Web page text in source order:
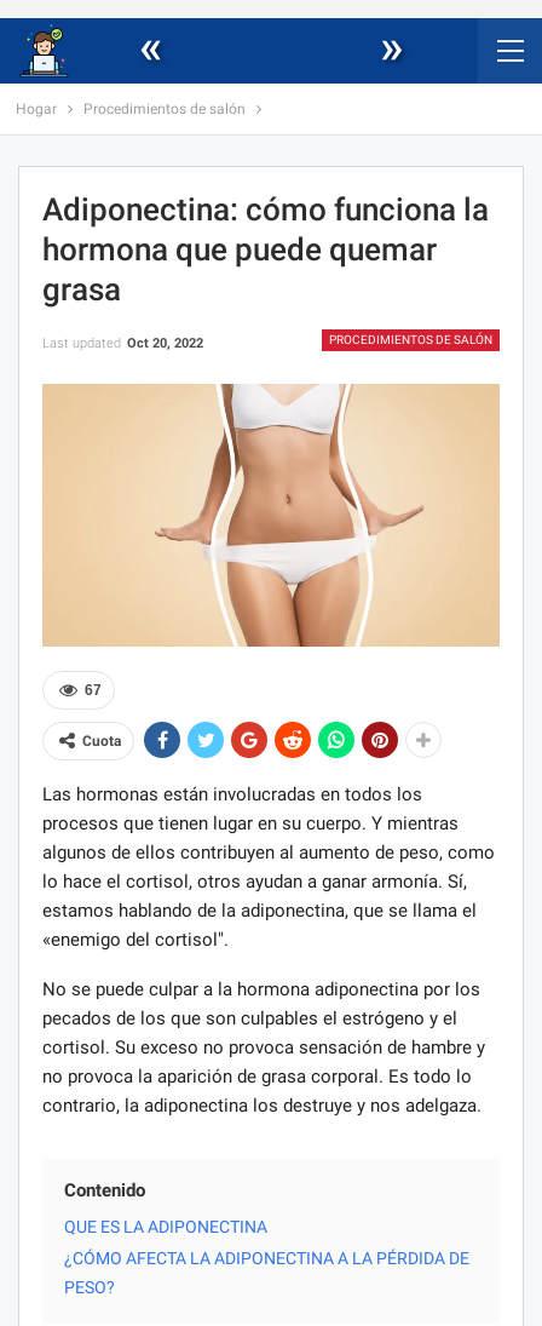
« »
Hogar Procedimientos de salón
Adiponectina: cómo funciona la
hormona que puede quemar
grasa
PROCEDIMIENTOS DE SALÓN
Last updated Oct 20, 2022
67
Cuota
Las hormonas están involucradas en todos los
procesos que tienen lugar en su cuerpo. Y mientras
algunos de ellos contribuyen al aumento de peso, como
lo hace el cortisol, otros ayudan a ganar armonía. Sí,
estamos hablando de la adiponectina, que se llama el
«enemigo del cortisol".
No se puede culpar a la hormona adiponectina por los
pecados de los que son culpables el estrógeno y el
cortisol. Su exceso no provoca sensación de hambre y
no provoca la aparición de grasa corporal. Es todo lo
contrario, la adiponectina los destruye y nos adelgaza.
Contenido
QUE ES LA ADIPONECTINA
¿CÓMO AFECTA LA ADIPONECTINA A LA PÉRDIDA DE
PESO?